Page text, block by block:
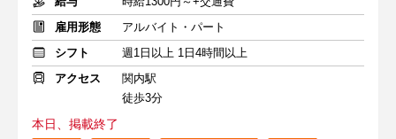
雇用形態
アルバイト・パート
シフト
週1日以上 1日4時間以上
アクセス
関内駅
徒歩3分
本日、掲載終了